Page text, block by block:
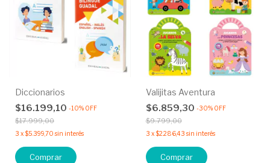
Diccionarios
$16.199,10 -10% OFF
$17.999,00
3 x$5.399,70 sin interés
Comprar
Valijitas Aventura
$6.859,30 -30% OFF
$9.799,00
3 x$2.286,43 sin interés
Comprar